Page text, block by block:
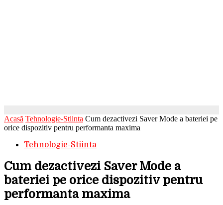
Acasă Tehnologie-Stiinta Cum dezactivezi Saver Mode a bateriei pe
orice dispozitiv pentru performanta maxima
Tehnologie-Stiinta
Cum dezactivezi Saver Mode a
bateriei pe orice dispozitiv pentru
performanta maxima